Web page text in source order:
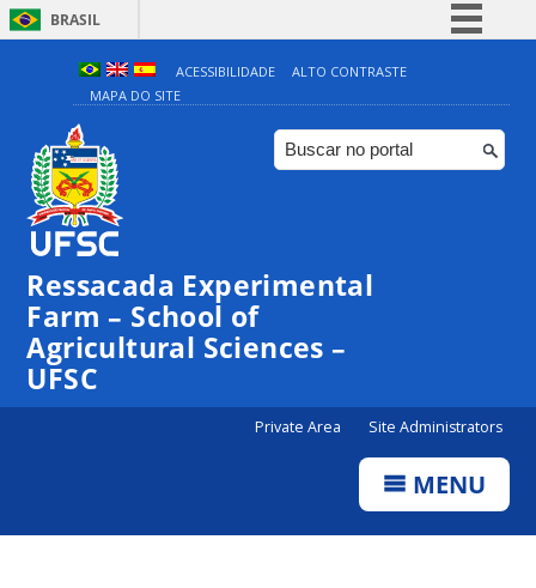
BRASIL
Simplifique!
Comunica BR
Participe
ACESSIBILIDADE
ALTO CONTRASTE
MAPA DO SITE
Ressacada Experimental
Farm – School of
Agricultural Sciences –
UFSC
Private Area Site Administrators
MENU